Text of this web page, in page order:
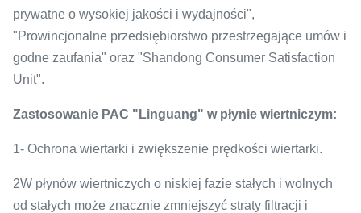
prywatne o wysokiej jakości i wydajności",
"Prowincjonalne przedsiębiorstwo przestrzegające umów i
godne zaufania" oraz "Shandong Consumer Satisfaction
Unit".
Zastosowanie PAC "Linguang" w płynie wiertniczym:
1- Ochrona wiertarki i zwiększenie prędkości wiertarki.
2W płynów wiertniczych o niskiej fazie stałych i wolnych
od stałych może znacznie zmniejszyć straty filtracji i